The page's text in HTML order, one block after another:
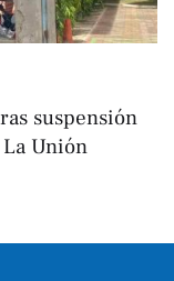
suspensión
Unión